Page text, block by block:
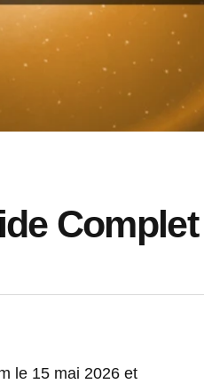
Complet
le 15 mai 2026 et